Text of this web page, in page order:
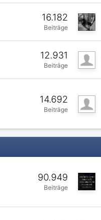
16.182
Beiträge
12.931
Beiträge
14.692
Beiträge
90.949
Beiträge